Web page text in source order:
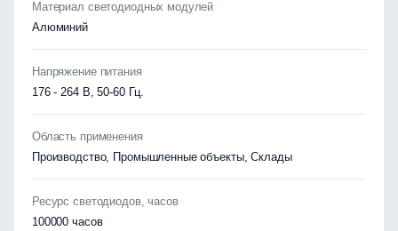
Материал светодиодных модулей
Алюминий
Напряжение питания
176 - 264 В, 50-60 Гц.
Область применения
Производство, Промышленные объекты, Склады
Ресурс светодиодов, часов
100000 часов